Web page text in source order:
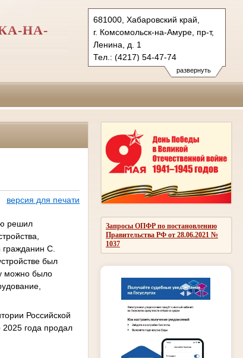
развернуть
681000, Хабаровский край,
г. Комсомольск-на-Амуре, пр-т,
Ленина, д. 1
Тел.: (4217) 54-47-74
centralny.hbr@sudrf.ru
НА-
Запросы ОПФР по постановлению
Правительства РФ от 28.06.2021 №
1037
версия для печати
решил
С.
был
можно было
Российской
года продал